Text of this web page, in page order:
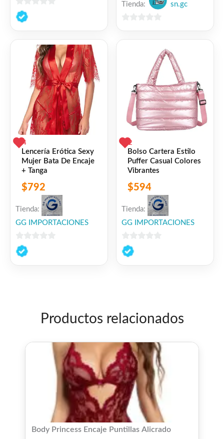
0
de
Tienda: sn.gc
4
Lencería Erótica Sexy
Mujer Bata De Encaje
+ Tanga
$792
Tienda:
GG IMPORTACIONES
0
de
2
Bolso Cartera Estilo
Puffer Casual Colores
Vibrantes
$594
Tienda:
GG IMPORTACIONES
0
de
Productos relacionados
Body Princess Encaje Puntillas Alicrado